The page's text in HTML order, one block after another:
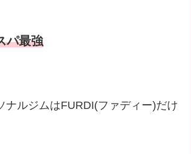
パ最強
ナルジムはFURDI(ファディー)だけ